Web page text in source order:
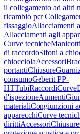
il collegamento ad altri
ricambio per
fissaggioAllacciamenti
Allacciamenti agli
Curve tecniche
di raccordoSifoni a
chiocciolaAccessori
portantiChiusure
consumoGeberit PP-
HTTubiRaccordiCurve
d'ispezioneAumenti
materialiCongiunzioni
apparecchiCurve
dirittiAccessoriChiusure